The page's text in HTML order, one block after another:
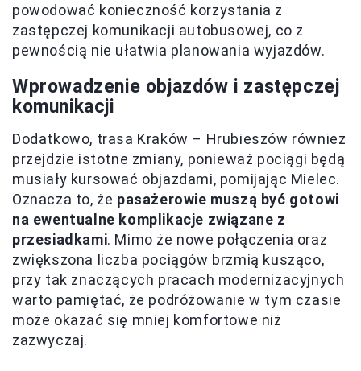
powodować konieczność korzystania z
zastępczej komunikacji autobusowej, co z
pewnością nie ułatwia planowania wyjazdów.
Wprowadzenie objazdów i zastępczej
komunikacji
Dodatkowo, trasa Kraków – Hrubieszów również
przejdzie istotne zmiany, ponieważ pociągi będą
musiały kursować objazdami, pomijając Mielec.
Oznacza to, że pasażerowie muszą być gotowi
na ewentualne komplikacje związane z
przesiadkami. Mimo że nowe połączenia oraz
zwiększona liczba pociągów brzmią kusząco,
przy tak znaczących pracach modernizacyjnych
warto pamiętać, że podróżowanie w tym czasie
może okazać się mniej komfortowe niż
zazwyczaj.